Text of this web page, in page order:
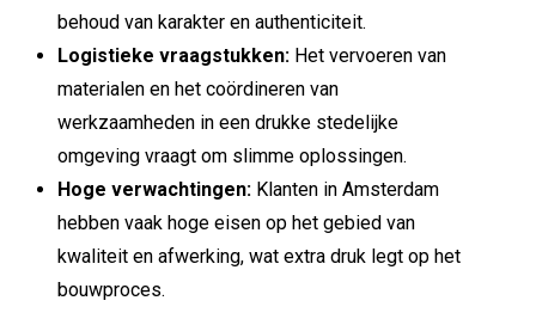
behoud van karakter en authenticiteit.
Logistieke vraagstukken: Het vervoeren van
materialen en het coördineren van
werkzaamheden in een drukke stedelijke
omgeving vraagt om slimme oplossingen.
Hoge verwachtingen: Klanten in Amsterdam
hebben vaak hoge eisen op het gebied van
kwaliteit en afwerking, wat extra druk legt op het
bouwproces.